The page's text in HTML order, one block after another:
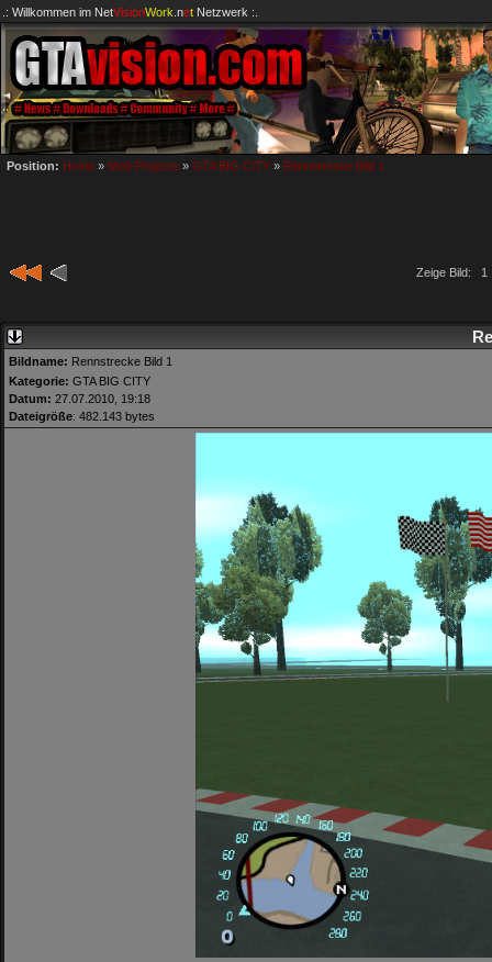
.: Willkommen im NetVisionWork .netNetzwerk :.
Position: Home » Mod-Projects » GTA BIG CITY » Rennstrecke Bild 1
Zeige Bild: 1
Bildname: Rennstrecke Bild 1
Kategorie: GTA BIG CITY
Datum: 27.07.2010, 19:18
Dateigröße: 482.143 bytes